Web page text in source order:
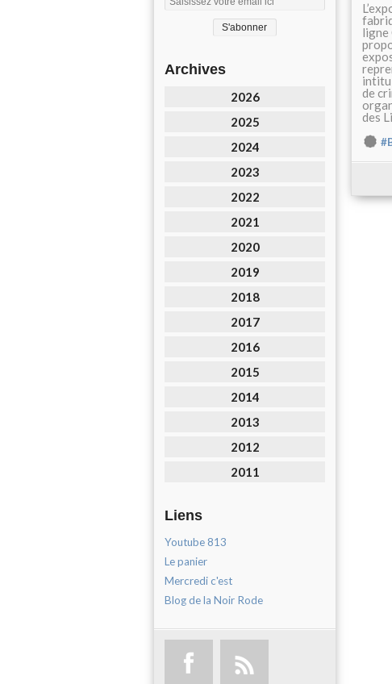
Archives
2026
2025
2024
2023
2022
2021
2020
2019
2018
2017
2016
2015
2014
2013
2012
2011
Liens
Youtube 813
Le panier
Mercredi c'est
Blog de la Noir Rode
ligne
de
des